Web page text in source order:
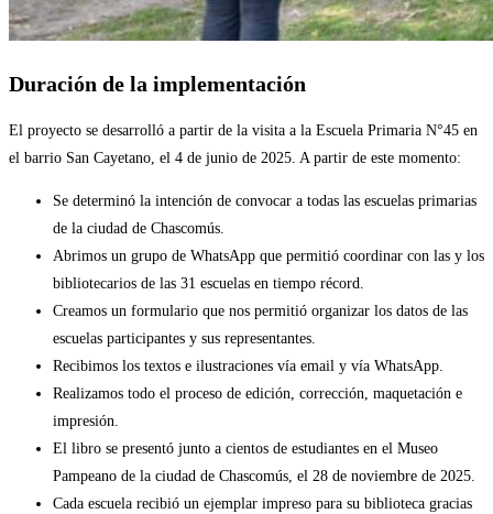
Duración de la implementación
El proyecto se desarrolló a partir de la visita a la Escuela Primaria N°45 en
el barrio San Cayetano, el 4 de junio de 2025. A partir de este momento:
Se determinó la intención de convocar a todas las escuelas primarias
de la ciudad de Chascomús.
Abrimos un grupo de WhatsApp que permitió coordinar con las y los
bibliotecarios de las 31 escuelas en tiempo récord.
Creamos un formulario que nos permitió organizar los datos de las
escuelas participantes y sus representantes.
Recibimos los textos e ilustraciones vía email y vía WhatsApp.
Realizamos todo el proceso de edición, corrección, maquetación e
impresión.
El libro se presentó junto a cientos de estudiantes en el Museo
Pampeano de la ciudad de Chascomús, el 28 de noviembre de 2025.
Cada escuela recibió un ejemplar impreso para su biblioteca gracias